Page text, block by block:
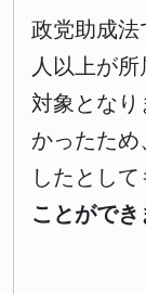
政党助成
人以上が
対象とな
かったた
したとして
ことができ